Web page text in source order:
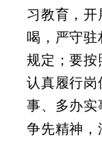
习教育，开
喝，严守驻
规定；要按
认真履行岗
事、多办实
争先精神，